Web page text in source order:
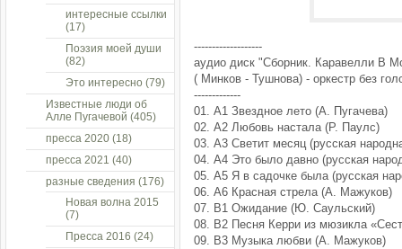
-------------------
аудио диск "Сборник. Каравелли В
( Минков - Тушнова) - оркестр без
-------------
01. A1 Звездное лето (А. Пугачева)
02. A2 Любовь настала (Р. Паулс)
03. A3 Светит месяц (русская
04. A4 Это было давно (русская
05. A5 Я в садочке была (русская
06. A6 Красная стрела (А. Мажуков)
07. B1 Ожидание (Ю. Саульский)
08. B2 Песня Керри из мюзикла
09. B3 Музыка любви (А. Мажуков)
интересные ссылки
(17)
Поэзия моей души
(82)
Это интересно (79)
Известные люди об
Алле Пугачевой (405)
пресса 2020 (18)
пресса 2021 (40)
разные сведения (176)
Новая волна 2015
(7)
Пресса 2016 (24)